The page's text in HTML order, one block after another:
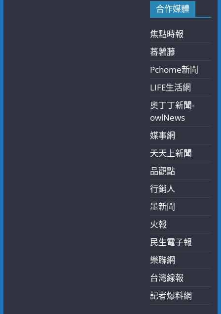
合作媒體
焦點時報
蕃薯藤
Pchome新聞
LIFE生活網
奧丁丁新聞-
owlNews
媒事網
天天上新聞
品觀點
行銷人
墨新聞
火報
民生電子報
樂聯網
台灣線報
記者爆料網